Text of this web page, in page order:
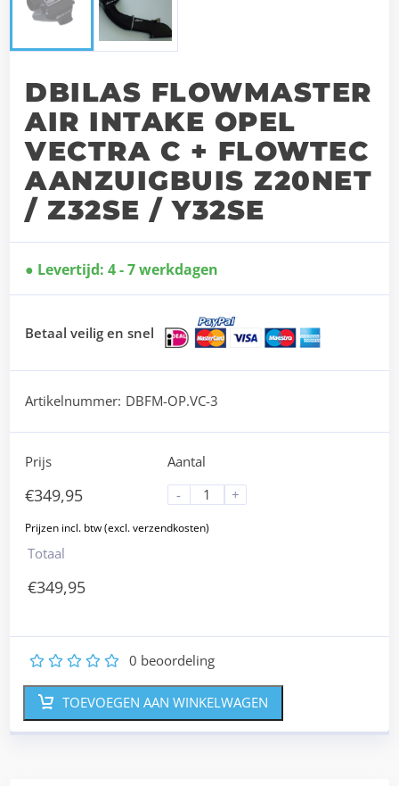
DBILAS FLOWMASTER
AIR INTAKE OPEL
VECTRA C + FLOWTEC
AANZUIGBUIS Z20NET
/ Z32SE / Y32SE
Levertijd: 4 - 7 werkdagen
Betaal veilig en snel
Artikelnummer: DBFM-OP.VC-3
Prijs
€349,95
Aantal
-
+
Totaal
€349,95
5
4
3
2 0 beoordeling
TOEVOEGEN AAN WINKELWAGEN